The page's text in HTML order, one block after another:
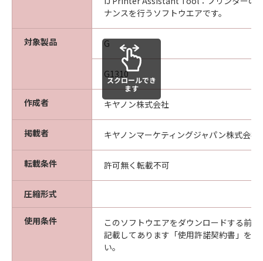
ナンスを行うソフトウエアです。
対象製品 G
G1310
作成者 キヤノン株式会社
掲載者 キヤノンマーケティングジャパン株式会社
転載条件 許可無く転載不可
圧縮形式
使用条件
このソフトウエアをダウンロードする前
記載してあります「使用許諾契約書」を
い。
スクロールでき
ます